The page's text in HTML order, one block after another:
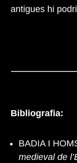
antigues hi
Bibliografia:
BADIA I
medieval de